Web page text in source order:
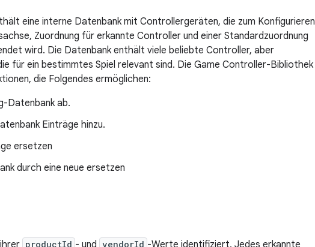
eine interne Datenbank mit Controllergeräten, die zum Konfigurieren
Zuordnung für erkannte Controller und einer Standardzuordnung
wird. Die Datenbank enthält viele beliebte Controller, aber
für ein bestimmtes Spiel relevant sind. Die Game Controller-Bibliothek
die Folgendes ermöglichen:
Datenbank ab.
Einträge hinzu.
ersetzen
durch eine neue ersetzen
productId - und vendorId -Werte identifiziert. Jedes erkannte